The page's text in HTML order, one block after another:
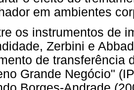
em ambientes
os instrumentos de
Zerbini e
de transferência
Grande Negócio"